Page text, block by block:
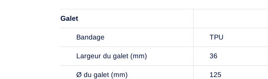
Galet
Bandage TPU
Largeur du galet (mm) 36
Ø du galet (mm) 125